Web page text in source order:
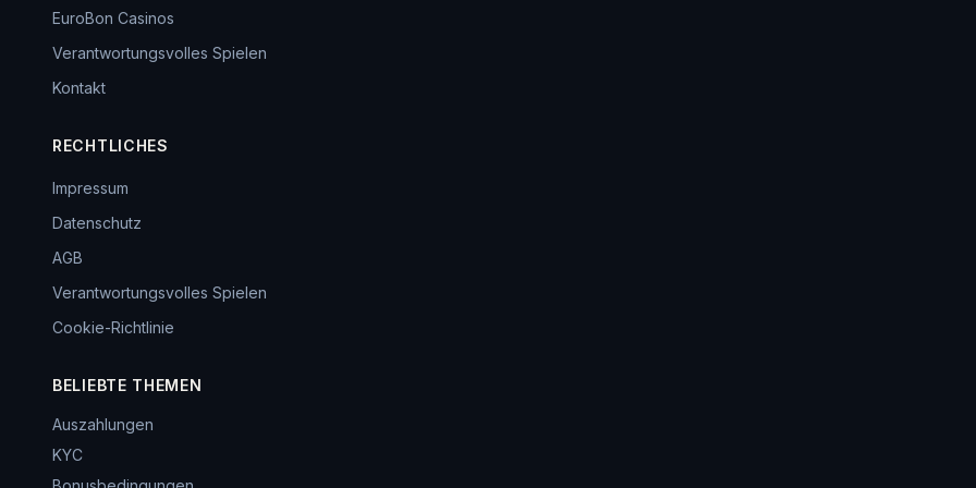
EuroBon Casinos
Verantwortungsvolles Spielen
Kontakt
RECHTLICHES
Impressum
Datenschutz
AGB
Verantwortungsvolles Spielen
Cookie-Richtlinie
BELIEBTE THEMEN
Auszahlungen
KYC